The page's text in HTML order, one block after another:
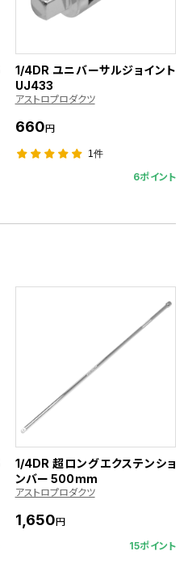
1/4DR ユニバーサルジョイント
UJ433
アストロプロダクツ
660円
1件
6ポイント
1/4DR 超ロングエクステンショ
ンバー 500mm
アストロプロダクツ
1,650円
15ポイント